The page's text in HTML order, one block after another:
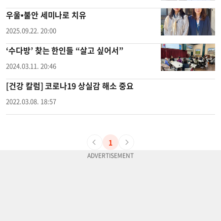
우울•불안 세미나로 치유
2025.09.22. 20:00
‘수다방’ 찾는 한인들 “살고 싶어서”
2024.03.11. 20:46
[건강 칼럼] 코로나19 상실감 해소 중요
2022.03.08. 18:57
1